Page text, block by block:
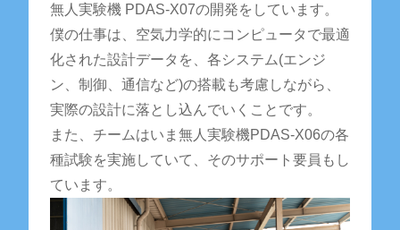
無人実験機 PDAS-X07の開発をしています。
僕の仕事は、空気力学的にコンピュータで最適
化された設計データを、各システム(エンジ
ン、制御、通信など)の搭載も考慮しながら、
実際の設計に落とし込んでいくことです。
また、チームはいま無人実験機PDAS-X06の各
種試験を実施していて、そのサポート要員もし
ています。